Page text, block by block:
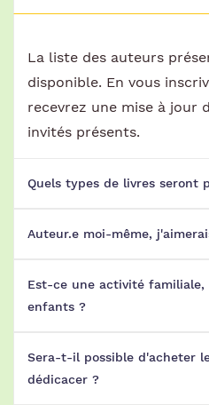
La liste des auteurs
disponible. En vous
recevrez une mise à jour
invités présents.
Quels types de livres seront
La journée de rencontre
auteurs de romans, de
jeunesse, de BD, etc.
Auteur.e moi-même,
Oui, bien sur, remplissez
trouve ici
Est-ce une activité familiale,
enfants ?
Oui, il y aura des ateliers
les enfants tout au long
Sera-t-il possible d'acheter
dédicacer ?